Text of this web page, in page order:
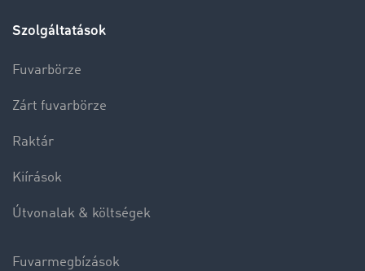
Szolgáltatások
Fuvarbörze
Zárt fuvarbörze
Raktár
Kiírások
Útvonalak & költségek
Fuvarmegbízások